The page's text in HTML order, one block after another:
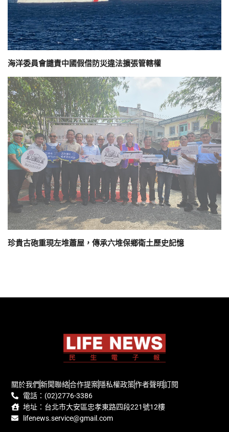
海洋委員會譴責中國假借防災違法擴張管轄權
珍貴古砲重現左堆蕭屋，傳承六堆保鄉衛土歷史記憶
關於我們新聞聯絡合作提案隱私權政策作者聲明訂閱
電話：(02)2776-3386
地址：台北市大安區忠孝東路四段221號12樓
lifenews.service@gmail.com